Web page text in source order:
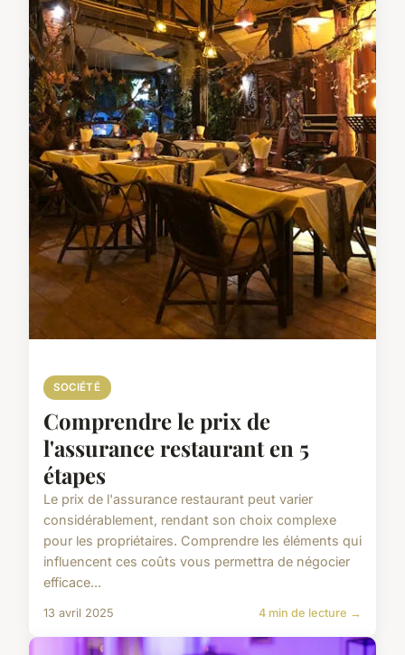
SOCIÉTÉ
Comprendre le prix de
l'assurance restaurant en 5
étapes
Le prix de l'assurance restaurant peut varier
considérablement, rendant son choix complexe
pour les propriétaires. Comprendre les éléments qui
influencent ces coûts vous permettra de négocier
efficace...
13 avril 2025 4 min de lecture →